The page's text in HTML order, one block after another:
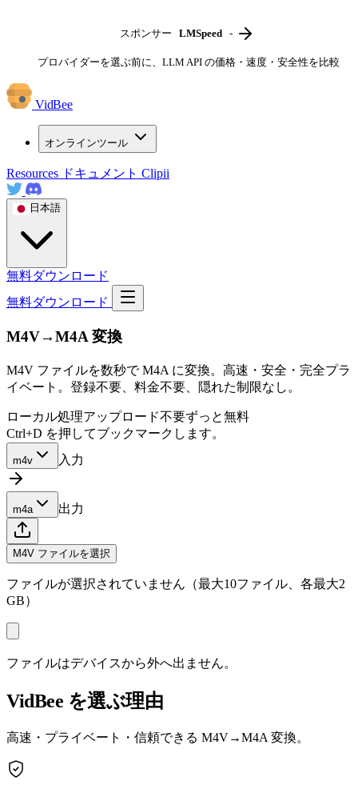
スポンサー LMSpeed -
プロバイダーを選ぶ前に、LLM API の価格・速度・安全性を比較
VidBee
オンラインツール
Resources ドキュメント Clipii
日本語
無料ダウンロード
無料ダウンロード
M4V→M4A 変換
M4V ファイルを数秒で M4A に変換。高速・安全・完全プラ
イベート。登録不要、料金不要、隠れた制限なし。
ローカル処理アップロード不要ずっと無料
Ctrl+D を押してブックマークします。
m4v 入力
m4a 出力
M4V ファイルを選択
ファイルが選択されていません（最大10ファイル、各最大2
GB）
ファイルはデバイスから外へ出ません。
VidBee を選ぶ理由
高速・プライベート・信頼できる M4V→M4A 変換。